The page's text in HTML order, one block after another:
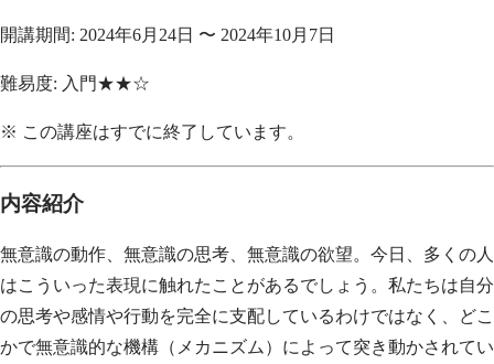
開講期間: 2024年6月24日 〜 2024年10月7日
難易度: 入門★★☆
※ この講座はすでに終了しています。
内容紹介
無意識の動作、無意識の思考、無意識の欲望。今日、多くの人
はこういった表現に触れたことがあるでしょう。私たちは自分
の思考や感情や行動を完全に支配しているわけではなく、どこ
かで無意識的な機構（メカニズム）によって突き動かされてい